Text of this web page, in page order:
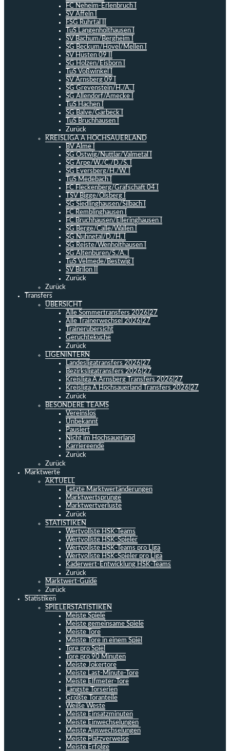
FC Neheim-Erlenbruch I
SV Affeln I
FSG Ruhrtal II
TuS Langenholthausen I
SV Bachum/Bergheim I
SG Beckum/Hövel/Mellen I
SV Hüsten 09 II
SG Holzen/Eisborn I
TuS Voßwinkel I
SV Arnsberg 09 I
SG Grevenstein/H./A. I
SG Allendorf/Amecke I
TuS Hachen I
SG Balve/Garbeck I
TuS Bruchhausen I
Zurück
KREISLIGA A HOCHSAUERLAND
BV Alme I
SG Ostwig/Nuttlar/Valmetal I
SG Arpe/W./C./D./S. I
SG Eversberg/H./W. I
TuS Medebach I
FC Fleckenberg/Grafschaft 04 I
TSV Bigge/Olsberg I
SG Siedlinghausen/Silbach I
FC Remblinghausen I
FC Bruchhausen/Elleringhausen I
SG Berge/Calle/Wallen I
SG Nuhnetal/D./H. I
SG Reiste/Wenholthausen I
SG Altenbüren/S./A. I
TuS Velmede/Bestwig I
SV Brilon II
Zurück
Zurück
Transfers
ÜBERSICHT
Alle Sommertransfers 2026|27
Alle Trainerwechsel 2026|27
Trainerübersicht
Gerüchteküche
Zurück
LIGENINTERN
Landesligatransfers 2026|27
Bezirksligatransfers 2026|27
Kreisliga A Arnsberg Transfers 2026|27
Kreisliga A Hochsauerland Transfers 2026|27
Zurück
BESONDERE TEAMS
Vereinslos
Unbekannt
Pausiert
Nicht im Hochsauerland
Karriereende
Zurück
Zurück
Marktwerte
AKTUELL
Letzte Marktwertänderungen
Marktwertsprünge
Marktwertverluste
Zurück
STATISTIKEN
Wertvollste HSK-Teams
Wertvollste HSK-Spieler
Wertvollste HSK-Teams pro Liga
Wertvollste HSK-Spieler pro Liga
Kaderwert-Entwicklung HSK-Teams
Zurück
Marktwert-Guide
Zurück
Statistiken
SPIELERSTATISTIKEN
Meiste Spiele
Meiste gemeinsame Spiele
Meiste Tore
Meiste Tore in einem Spiel
Tore pro Spiel
Tore pro 90 Minuten
Meiste Jokertore
Meiste Last-Minute-Tore
Meiste Elfmeter-Tore
Längste Torserien
Größte Toranteile
Weiße Weste
Meiste Einsatzminuten
Meiste Einwechselungen
Meiste Auswechselungen
Meiste Platzverweise
Meiste Erfolge